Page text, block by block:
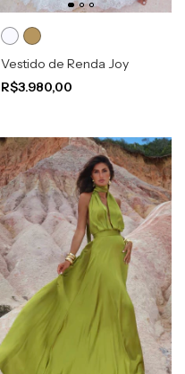
Vestido de Renda Joy
R$3.980,00